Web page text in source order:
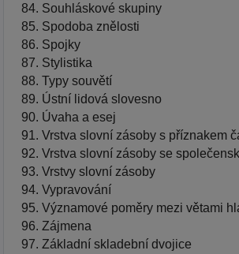
Souhláskové skupiny
Spodoba znělosti
Spojky
Stylistika
Typy souvětí
Ústní lidová slovesno
Úvaha a esej
Vrstva slovní zásoby s příznakem
Vrstva slovní zásoby se
Vrstvy slovní zásoby
Vypravování
Významové poměry mezi větami
Zájmena
Základní skladební dvojice